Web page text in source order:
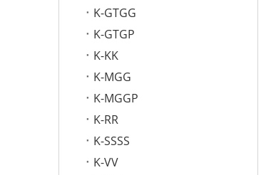
K-GTGG
K-GTGP
K-KK
K-MGG
K-MGGP
K-RR
K-SSSS
K-VV